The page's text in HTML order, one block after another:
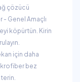
çözücü
Genel Amaçlı
köpürtün. Kirin
için daha
bez